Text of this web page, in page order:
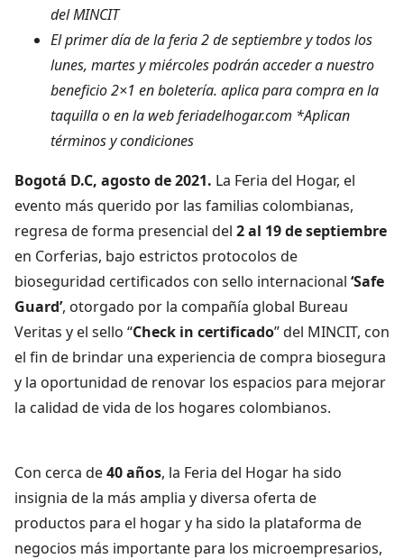
del MINCIT
El primer día de la feria 2 de septiembre y todos los
lunes, martes y miércoles podrán acceder a nuestro
beneficio 2×1 en boletería. aplica para compra en la
taquilla o en la web feriadelhogar.com *Aplican
términos y condiciones
Bogotá D.C, agosto de 2021. La Feria del Hogar, el
evento más querido por las familias colombianas,
regresa de forma presencial del 2 al 19 de septiembre
en Corferias, bajo estrictos protocolos de
bioseguridad certificados con sello internacional ‘Safe
Guard’, otorgado por la compañía global Bureau
Veritas y el sello “Check in certificado” del MINCIT, con
el fin de brindar una experiencia de compra biosegura
y la oportunidad de renovar los espacios para mejorar
la calidad de vida de los hogares colombianos.
Con cerca de40 años, la Feria del Hogar ha sido
insignia de la más amplia y diversa oferta de
productos para el hogar y ha sido la plataforma de
negocios más importante para los microempresarios,